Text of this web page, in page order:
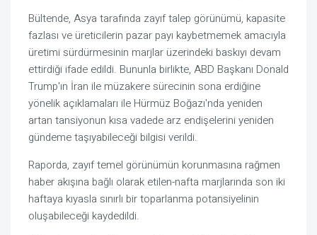
Bültende, Asya tarafında zayıf talep görünümü, kapasite
fazlası ve üreticilerin pazar payı kaybetmemek amacıyla
üretimi sürdürmesinin marjlar üzerindeki baskıyı devam
ettirdiği ifade edildi. Bununla birlikte, ABD Başkanı Donald
Trump'ın İran ile müzakere sürecinin sona erdiğine
yönelik açıklamaları ile Hürmüz Boğazı'nda yeniden
artan tansiyonun kısa vadede arz endişelerini yeniden
gündeme taşıyabileceği bilgisi verildi.
Raporda, zayıf temel görünümün korunmasına rağmen
haber akışına bağlı olarak etilen-nafta marjlarında son iki
haftaya kıyasla sınırlı bir toparlanma potansiyelinin
oluşabileceği kaydedildi.